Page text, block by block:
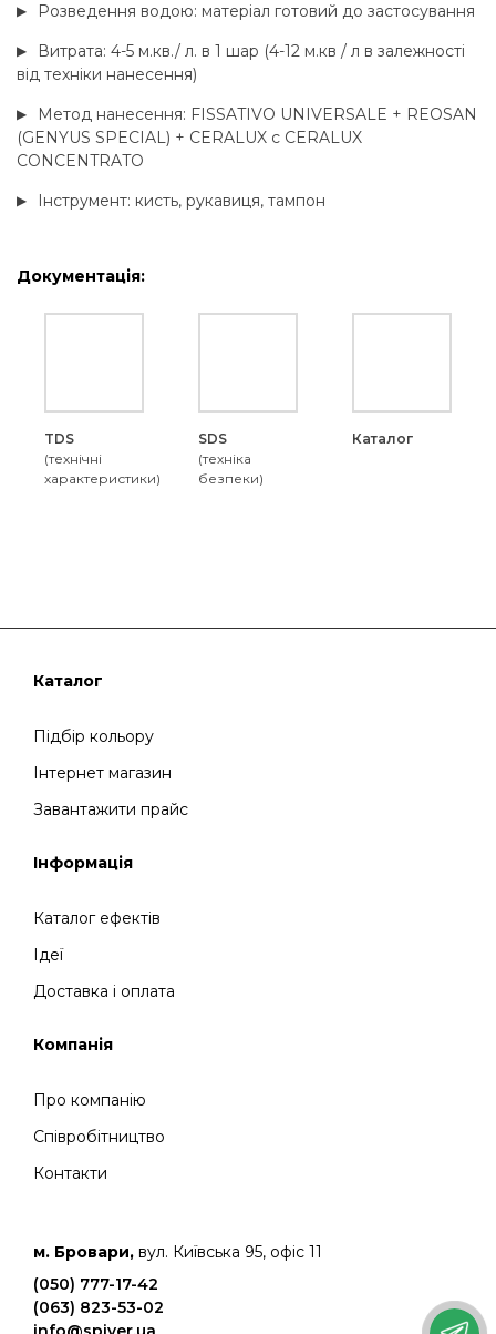
Розведення водою: матеріал готовий до застосування
Витрата: 4-5 м.кв./ л. в 1 шар (4-12 м.кв / л в залежності
від техніки нанесення)
Метод нанесення: FISSATIVO UNIVERSALE + REOSAN
(GENYUS SPECIAL) + CERALUX c CERALUX
CONCENTRATO
Інструмент: кисть, рукавиця, тампон
Документація:
TDS
(технічні
характеристики)
SDS
(техніка
безпеки)
Каталог
Каталог
Підбір кольору
Інтернет магазин
Завантажити прайс
Інформація
Каталог ефектів
Ідеї
Доставка і оплата
Компанія
Про компанію
Співробітництво
Контакти
м. Бровари, вул. Київська 95, офіс 11
(050) 777-17-42
(063) 823-53-02